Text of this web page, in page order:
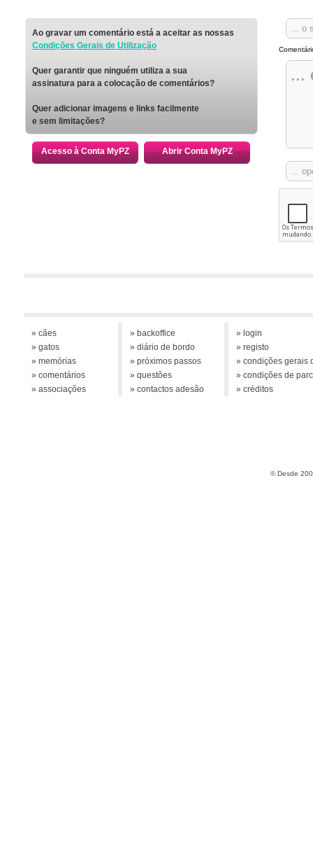
Ao gravar um comentário está a aceitar as nossas
Condições Gerais de Utilização
Quer garantir que ninguém utiliza a sua
assinatura para a colocação de comentários?
Quer adicionar imagens e links facilmente
e sem limitações?
Acesso à Conta MyPZ Abrir Conta MyPZ
» cães
» gatos
» memórias
» comentários
» associações
» backoffice
» diário de bordo
» próximos passos
» questões
» contactos adesão
» login
» registo
» condições gerais
» condições de
» créditos
© Desde